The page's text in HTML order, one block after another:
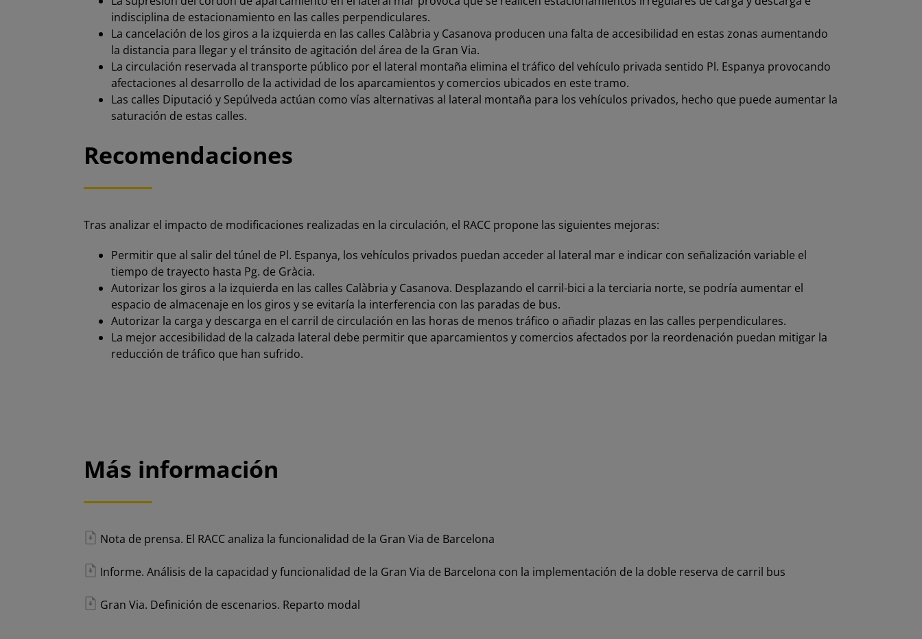
indisciplina de estacionamiento en las calles perpendiculares.
La cancelación de los giros a la izquierda en las calles Calàbria y Casanova producen una falta de accesibilidad en estas zonas aumentando
la distancia para llegar y el tránsito de agitación del área de la Gran Via.
La circulación reservada al transporte público por el lateral montaña elimina el tráfico del vehículo privada sentido Pl. Espanya provocando
afectaciones al desarrollo de la actividad de los aparcamientos y comercios ubicados en este tramo.
Las calles Diputació y Sepúlveda actúan como vías alternativas al lateral montaña para los vehículos privados, hecho que puede aumentar la
saturación de estas calles.
Recomendaciones
Tras analizar el impacto de modificaciones realizadas en la circulación, el RACC propone las siguientes mejoras:
Permitir que al salir del túnel de Pl. Espanya, los vehículos privados puedan acceder al lateral mar e indicar con señalización variable el
tiempo de trayecto hasta Pg. de Gràcia.
Autorizar los giros a la izquierda en las calles Calàbria y Casanova. Desplazando el carril-bici a la terciaria norte, se podría aumentar el
espacio de almacenaje en los giros y se evitaría la interferencia con las paradas de bus.
Autorizar la carga y descarga en el carril de circulación en las horas de menos tráfico o añadir plazas en las calles perpendiculares.
La mejor accesibilidad de la calzada lateral debe permitir que aparcamientos y comercios afectados por la reordenación puedan mitigar la
reducción de tráfico que han sufrido.
Más información
Nota de prensa. El RACC analiza la funcionalidad de la Gran Via de Barcelona
Informe. Análisis de la capacidad y funcionalidad de la Gran Via de Barcelona con la implementación de la doble reserva de carril bus
Gran Via. Definición de escenarios. Reparto modal